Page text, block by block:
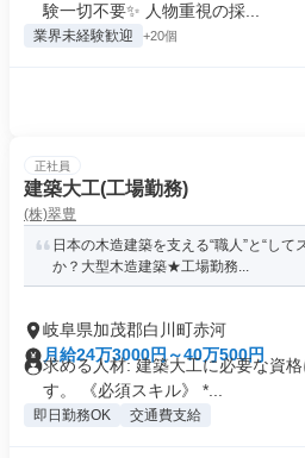
験一切不要✨ 人物重視の採...
業界未経験歓迎 +20個
正社員
建築大工(工場勤務)
(株)翠豊
日本の木造建築を支える“職人”と“し
か？大型木造建築★工場勤務...
岐阜県加茂郡白川町赤河
月給24万3000円～40万500円
求める人材: 建築大工に必要な資
す。 《必須スキル》 *...
即日勤務OK 交通費支給